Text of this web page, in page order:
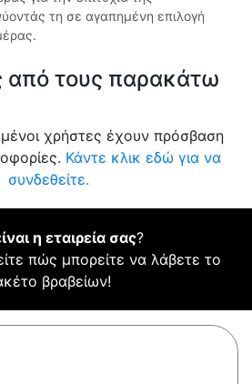
τη σε αγαπημένη επιλογή
από τους παρακάτω
χρήστες έχουν πρόσβαση
Κάντε κλικ εδώ για να
συνδεθείτε.
η εταιρεία σας?
πώς μπορείτε να λάβετε το
βραβείων!